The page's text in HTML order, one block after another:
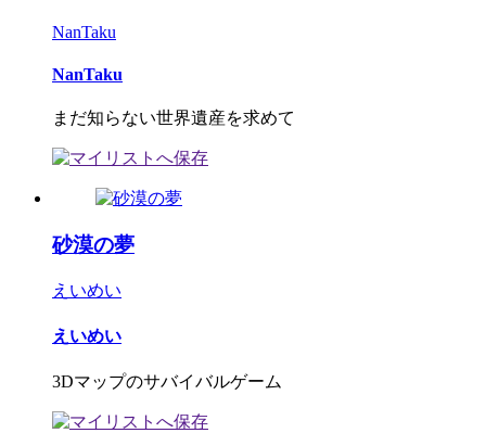
NanTaku
NanTaku
まだ知らない世界遺産を求めて
砂漠の夢
えいめい
えいめい
3Dマップのサバイバルゲーム